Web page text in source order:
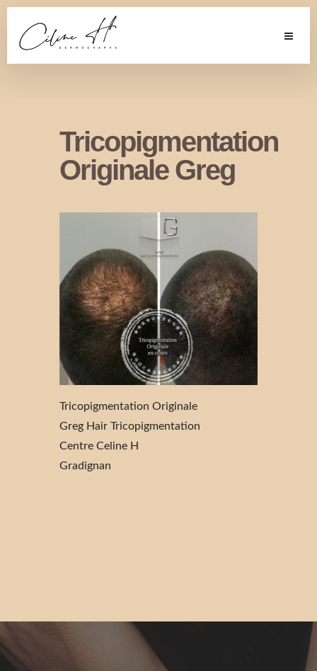
Tricopigmentation
Originale Greg
Tricopigmentation Originale
Greg Hair Tricopigmentation
Centre Celine H
Gradignan